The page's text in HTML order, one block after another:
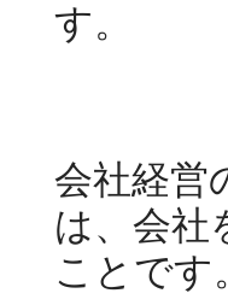
す。
会社経営
は、会社
ことです